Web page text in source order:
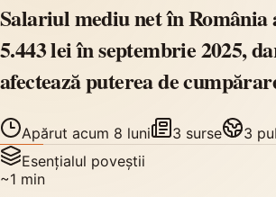
Salariul mediu net în România
5.443 lei în septembrie 2025,
afectează puterea de
Apărut acum 8 luni 3 surse 3
Esențialul poveștii
~1 min